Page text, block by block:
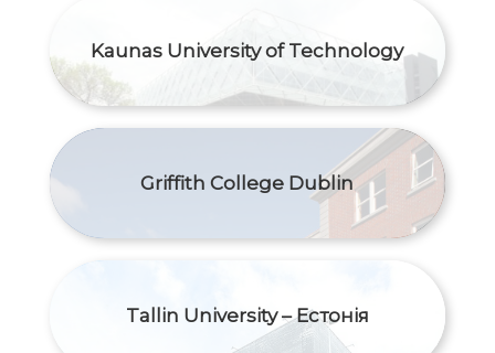
Kaunas University of Technology
Griffith College Dublin
Tallin University – Естонія